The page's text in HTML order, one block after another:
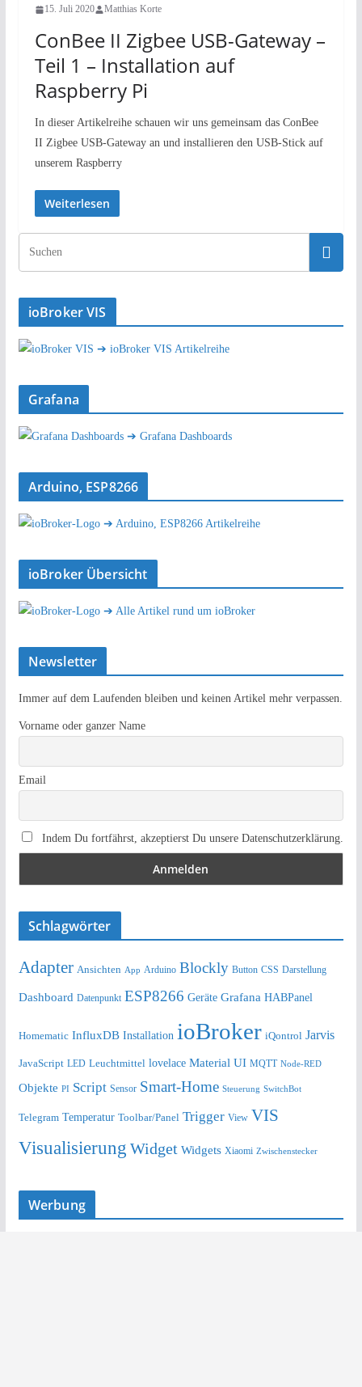
15. Juli 2020 Matthias Korte
ConBee II Zigbee USB-Gateway –
Teil 1 – Installation auf
Raspberry Pi
In dieser Artikelreihe schauen wir uns gemeinsam das ConBee
II Zigbee USB-Gateway an und installieren den USB-Stick auf
unserem Raspberry
Weiterlesen
ioBroker VIS
➔ ioBroker VIS Artikelreihe
Grafana
➔ Grafana Dashboards
Arduino, ESP8266
➔ Arduino, ESP8266 Artikelreihe
ioBroker Übersicht
➔ Alle Artikel rund um ioBroker
Newsletter
Immer auf dem Laufenden bleiben und keinen Artikel mehr verpassen.
Vorname oder ganzer Name
Email
Indem Du fortfährst, akzeptierst Du unsere Datenschutzerklärung.
Schlagwörter
Adapter Ansichten App Arduino Blockly Button CSS Darstellung
Dashboard Datenpunkt ESP8266 Geräte Grafana HABPanel
Homematic InfluxDB Installation ioBroker iQontrol Jarvis
JavaScript LED Leuchtmittel lovelace Material UI MQTT Node-RED
Objekte PI Script Sensor Smart-Home Steuerung SwitchBot
Telegram Temperatur Toolbar/Panel Trigger View VIS
Visualisierung Widget Widgets Xiaomi Zwischenstecker
Werbung